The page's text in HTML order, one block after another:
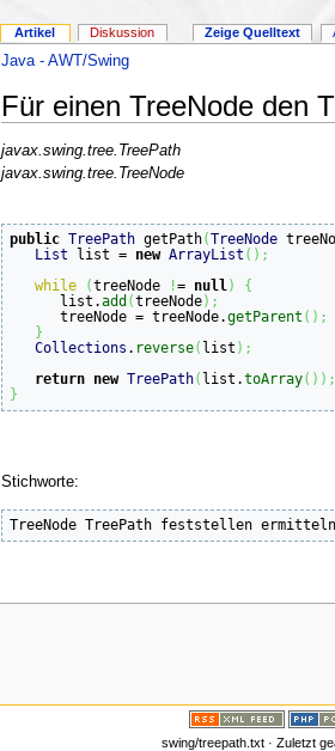
Java - AWT/Swing
Für einen TreeNode den
javax.swing.tree.TreePath
javax.swing.tree.TreeNode
public TreePath getPath(TreeNode
List list = new ArrayList ( ) ;
while
(treeNode != null)
{
      list.
add (treeNode) ;
      treeNode = treeNode.
getParent ( ) ;
}
Collections . reverse( list ) ;
return new TreePath( list.toArray( ) ) ;
}
Stichworte:
Artikel Diskussion Zeige Quelltext
swing/treepath.txt · Zuletzt